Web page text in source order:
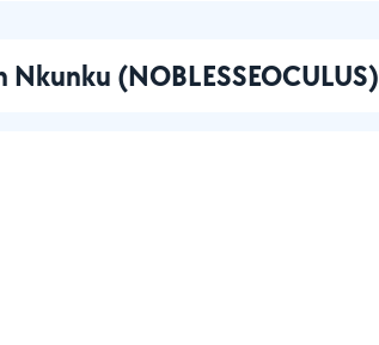
(NOBLESSEOCULUS)